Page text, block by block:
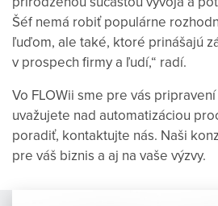
Šéf nemá robiť populárne
ľuďom, ale také, ktoré prinášajú
v prospech firmy a ľudí,“ radí.
Vo FLOWii sme pre vás
uvažujete nad automatizáciou
poradiť, kontaktujte nás. Naši
pre váš biznis a aj na vaše výzvy.